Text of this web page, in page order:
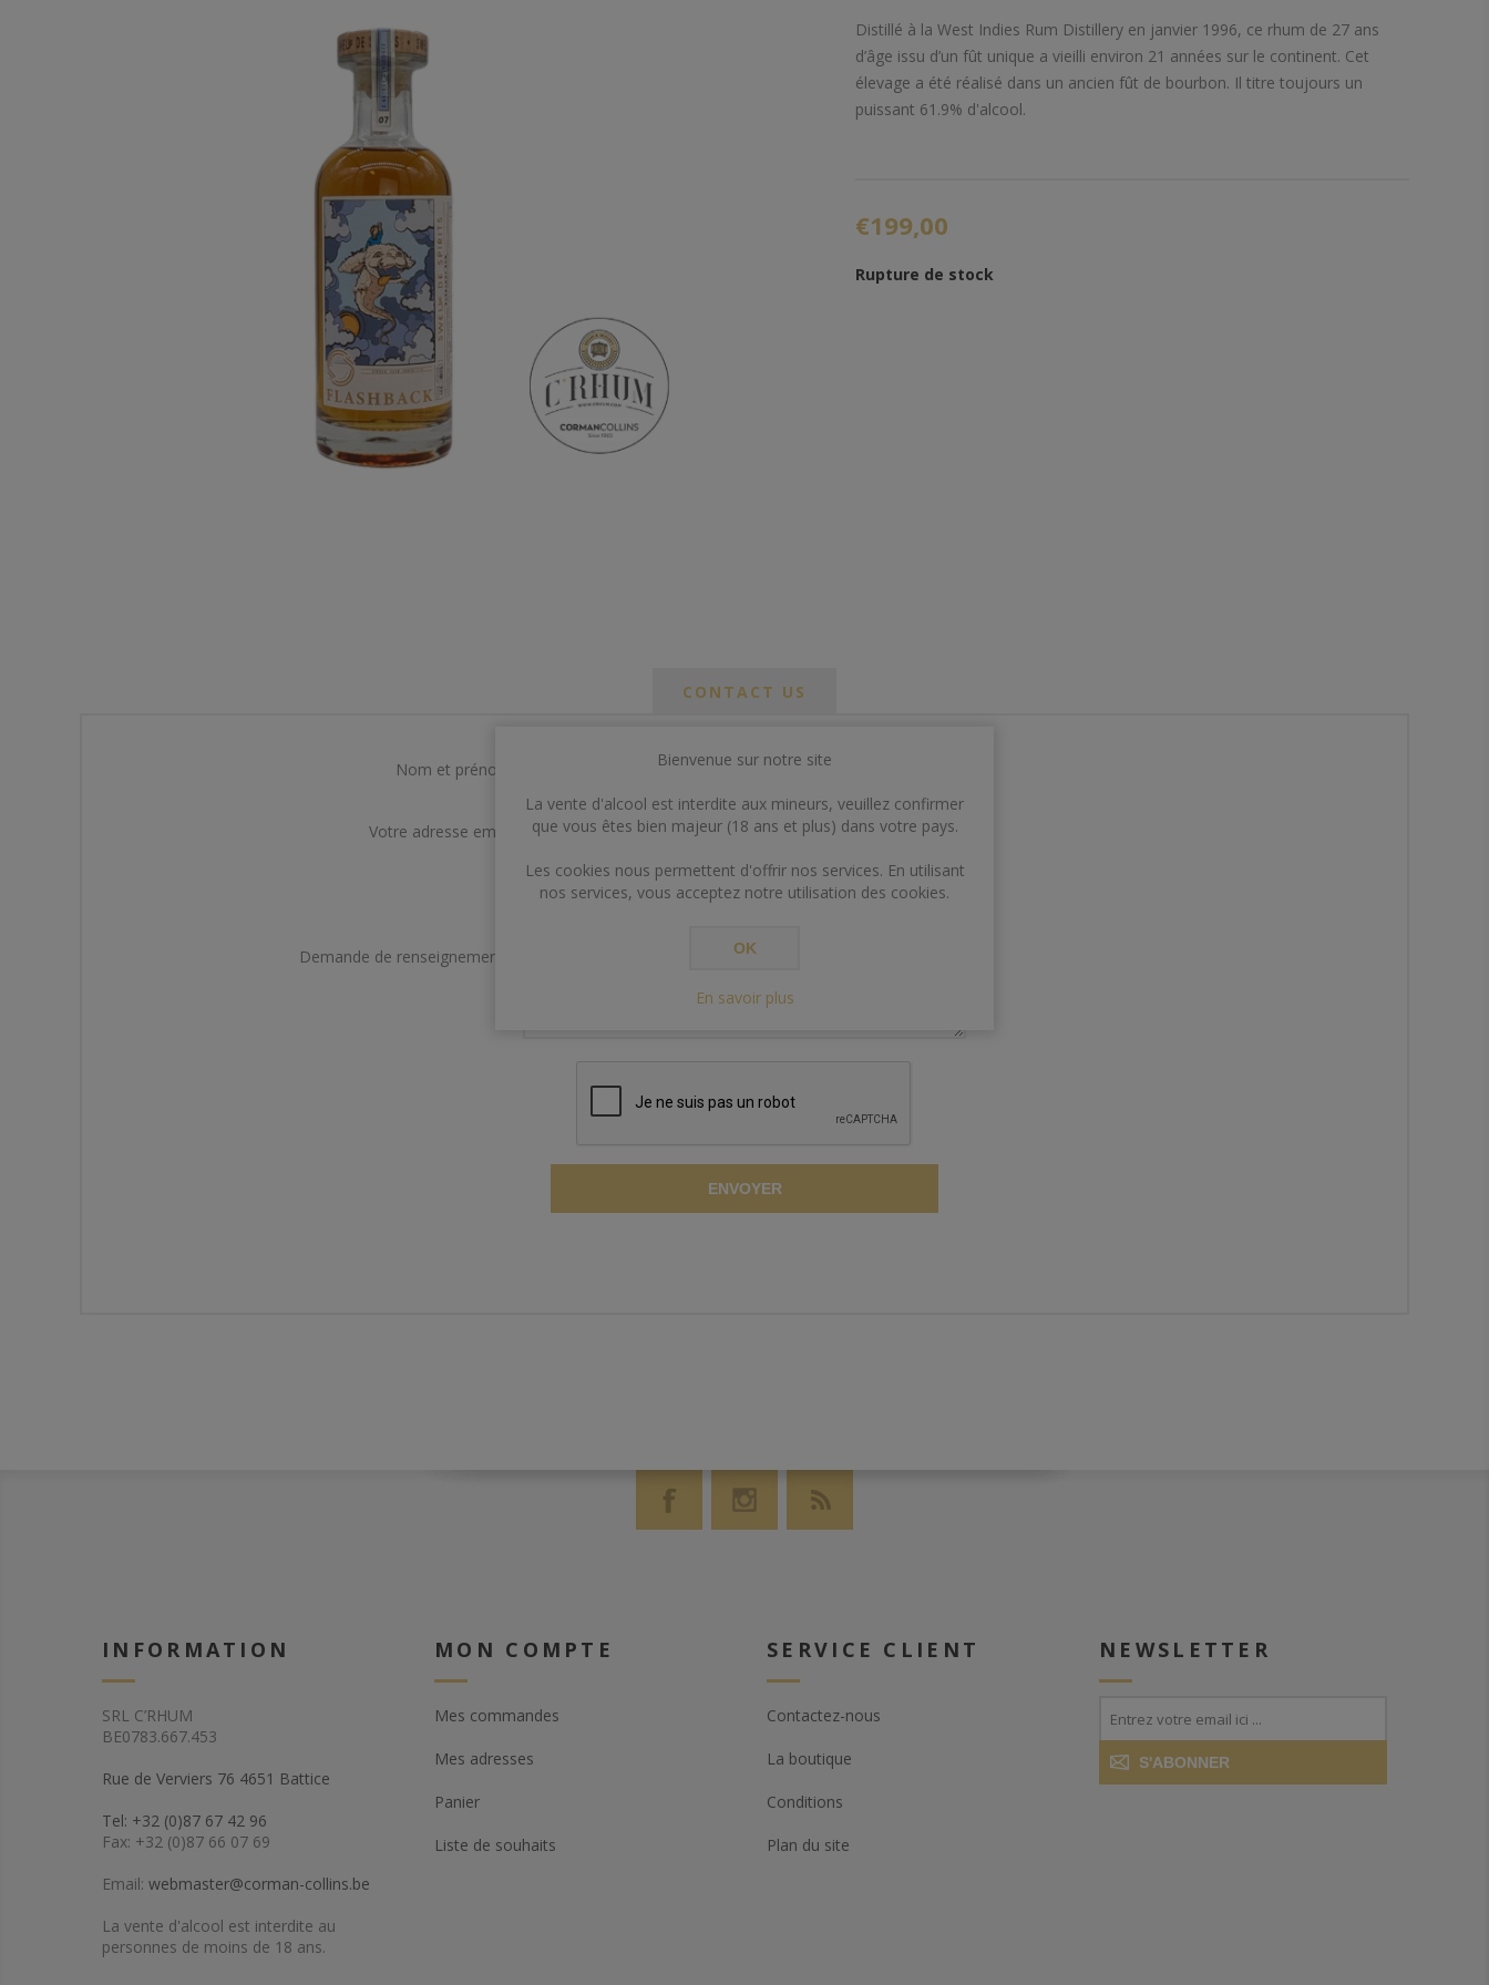
Distillé à la West Indies Rum Distillery en janvier 1996, ce rhum de 27 ans
d’âge issu d’un fût unique a vieilli environ 21 années sur le continent. Cet
élevage a été réalisé dans un ancien fût de bourbon. Il titre toujours un
puissant 61.9% d'alcool.
€199,00
Rupture de stock
CONTACT US
Nom et prénom
Votre adresse email
Demande de renseignements
ENVOYER
INFORMATION
SRL C’RHUM
BE0783.667.453
Rue de Verviers 76 4651 Battice
Tel: +32 (0)87 67 42 96
Fax: +32 (0)87 66 07 69
Email: webmaster@corman-collins.be
La vente d'alcool est interdite au
personnes de moins de 18 ans.
MON COMPTE
Mes commandes
Mes adresses
Panier
Liste de souhaits
SERVICE CLIENT
Contactez-nous
La boutique
Conditions
Plan du site
NEWSLETTER
S'ABONNER
Bienvenue sur notre site
La vente d'alcool est interdite aux mineurs, veuillez confirmer
que vous êtes bien majeur (18 ans et plus) dans votre pays.
Les cookies nous permettent d'offrir nos services. En utilisant
nos services, vous acceptez notre utilisation des cookies.
OK
En savoir plus